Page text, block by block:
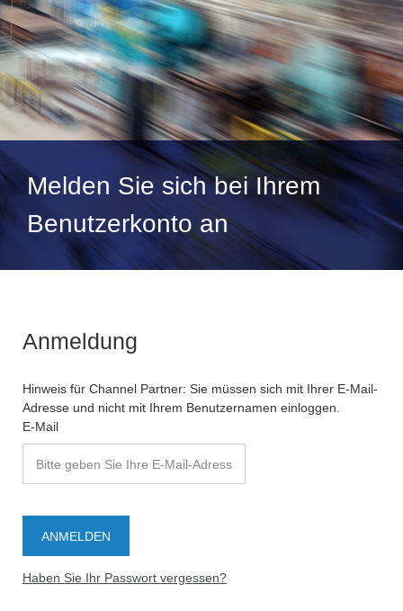
Melden Sie sich bei Ihrem
Benutzerkonto an
Anmeldung
Hinweis für Channel Partner: Sie müssen sich mit Ihrer E-Mail-
Adresse und nicht mit Ihrem Benutzernamen einloggen.
E-Mail
Haben Sie Ihr Passwort vergessen?